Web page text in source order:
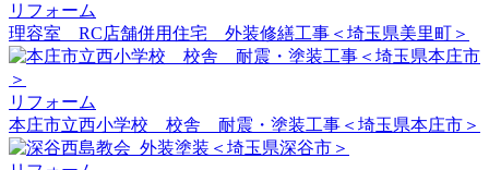
リフォーム
理容室 RC店舗併用住宅 外装修繕工事＜埼玉県美里町＞
リフォーム
本庄市立西小学校 校舎 耐震・塗装工事＜埼玉県本庄市＞